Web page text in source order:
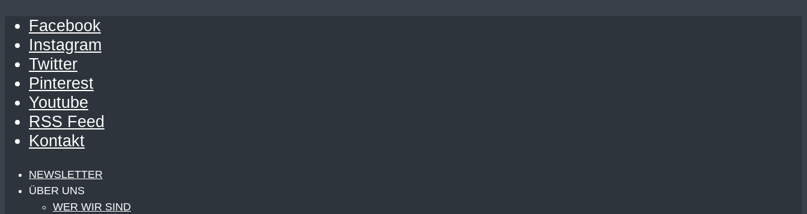
Facebook
Instagram
Twitter
Pinterest
Youtube
RSS Feed
Kontakt
NEWSLETTER
ÜBER UNS
WER WIR SIND